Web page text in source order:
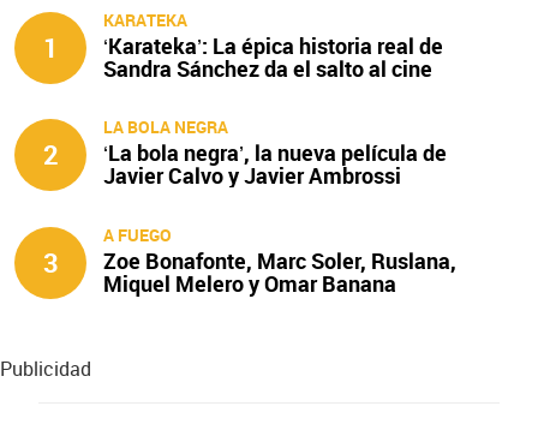
1
KARATEKA
‘Karateka’: La épica historia real de
Sandra Sánchez da el salto al cine
2
LA BOLA NEGRA
‘La bola negra’, la nueva película de
Javier Calvo y Javier Ambrossi
3
A FUEGO
Zoe Bonafonte, Marc Soler, Ruslana,
Miquel Melero y Omar Banana
protagonizan ‘A fuego’
Publicidad